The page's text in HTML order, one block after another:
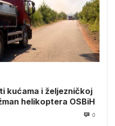
kućama i željezničkoj
helikoptera OSBiH
0